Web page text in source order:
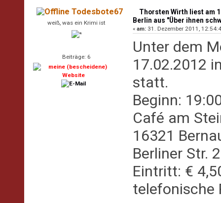
schwebt d (Gelesen 13760 mal)
Todesbote67
weiß, was ein Krimi ist
Beiträge: 6
Thorsten Wirth liest am
Berlin aus "Über ihnen
«am: 31. Dezember 2011,
Unter dem
17.02.2012
statt.
Beginn:
Café am
16321
Berliner Str. 2
Eintritt: €
telefonische